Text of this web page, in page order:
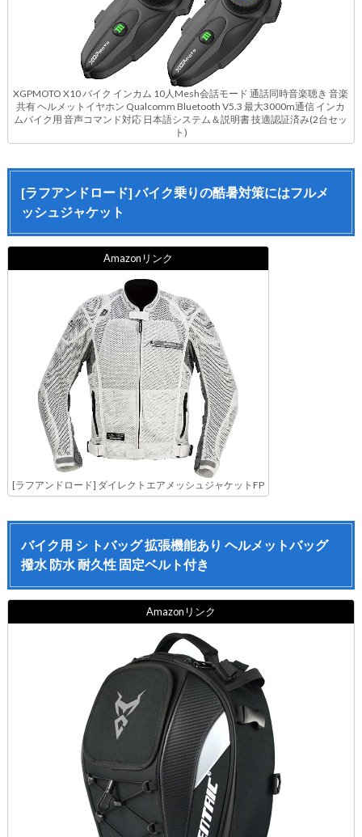
XGPMOTO X10 バイク インカム 10人Mesh会話モード 通話同時音楽聴き 音楽
共有 ヘルメットイヤホン Qualcomm Bluetooth V5.3 最大3000m通信 インカ
ムバイク用 音声コマンド対応 日本語システム＆説明書 技適認証済み(2台セッ
ト)
[ラフアンドロード] バイク乗りの酷暑対策にはフルメ
ッシュジャケット
Amazonリンク
[ラフアンドロード] ダイレクトエアメッシュジャケットFP
バイク用 シ トバッグ 拡張機能あり ヘルメットバッグ
撥水 防水 耐久性 固定ベルト付き
Amazonリンク